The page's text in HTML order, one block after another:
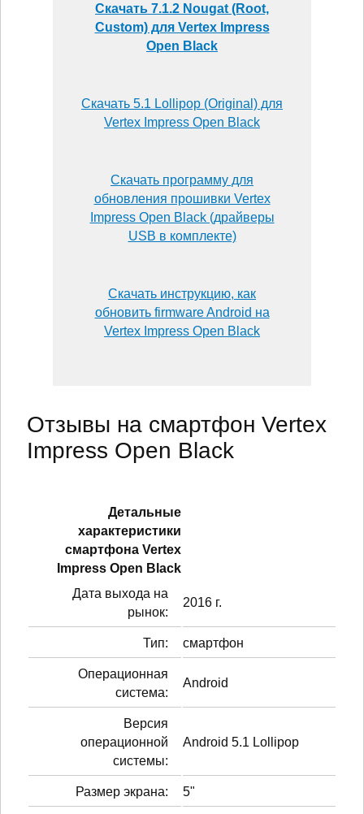
Скачать 7.1.2 Nougat (Root,
Custom) для Vertex Impress
Open Black
Скачать 5.1 Lollipop (Original) для
Vertex Impress Open Black
Скачать программу для
обновления прошивки Vertex
Impress Open Black (драйверы
USB в комплекте)
Скачать инструкцию, как
обновить firmware Android на
Vertex Impress Open Black
Отзывы на смартфон Vertex
Impress Open Black
Детальные
характеристики
смартфонa Vertex
Impress Open Black
Дата выхода на
рынок:
2016 г.
Тип: смартфон
Операционная
система:
Android
Версия
операционной
системы:
Android 5.1 Lollipop
Размер экрана: 5"